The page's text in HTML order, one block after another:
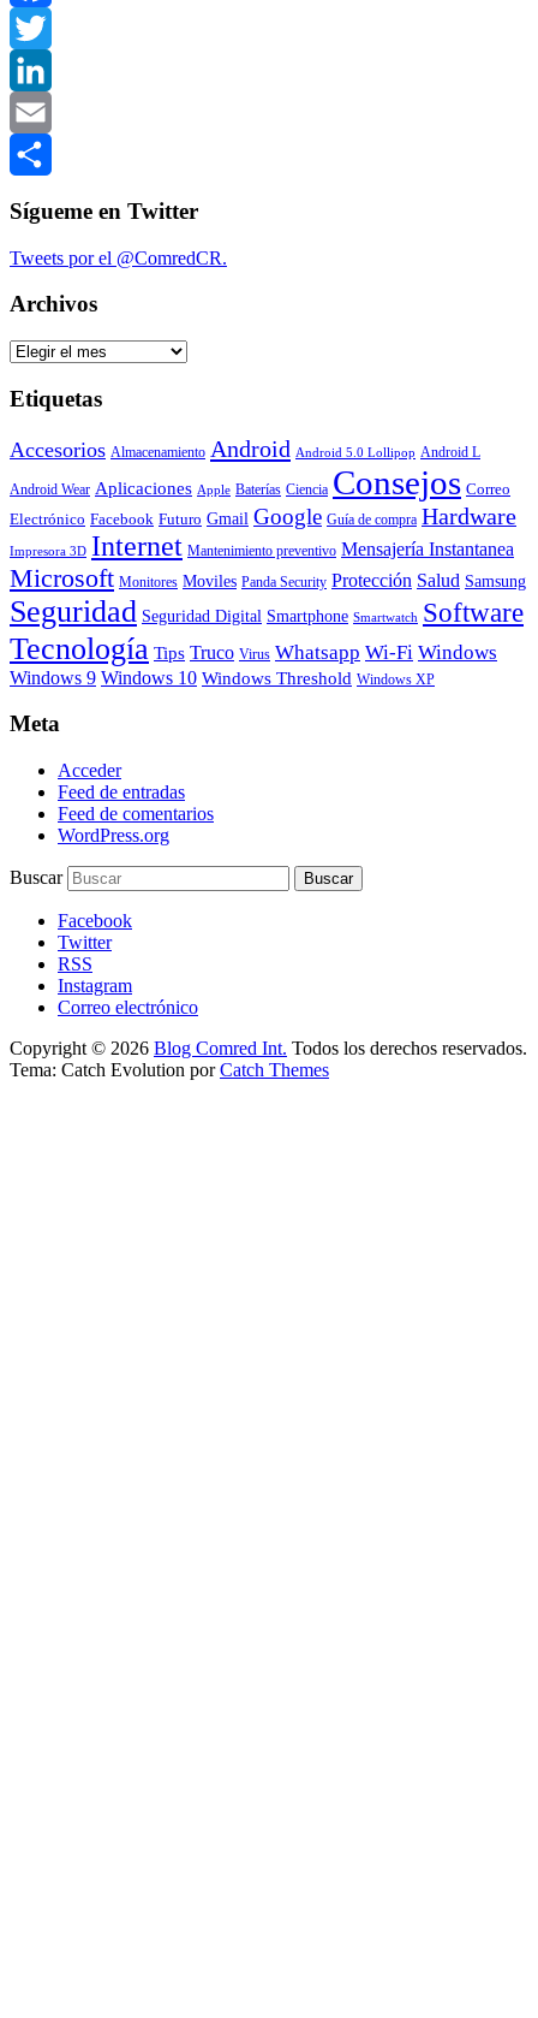
Facebook
Twitter
LinkedIn
Email
Sígueme en Twitter
Tweets por el @ComredCR.
Archivos
Archivos
Etiquetas
Accesorios Almacenamiento Android Android 5.0 Lollipop Android L
Android Wear Aplicaciones Apple Baterías Ciencia Consejos Correo
Electrónico Facebook Futuro Gmail Google Guía de compra Hardware
Impresora 3D Internet Mantenimiento preventivo Mensajería Instantanea
Microsoft Monitores Moviles Panda Security Protección Salud Samsung
Seguridad Seguridad Digital Smartphone Smartwatch Software
Tecnología Tips Truco Virus Whatsapp Wi-Fi Windows
Windows 9 Windows 10 Windows Threshold Windows XP
Meta
Acceder
Feed de entradas
Feed de comentarios
WordPress.org
Buscar
Facebook
Twitter
RSS
Instagram
Correo electrónico
Copyright © 2026 Blog Comred Int. Todos los derechos reservados.
Tema: Catch Evolution porCatch Themes